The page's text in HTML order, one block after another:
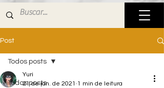
Post
Todos posts
Todos posts
Yuri
21 de jan. de 2021 1 min de leitura